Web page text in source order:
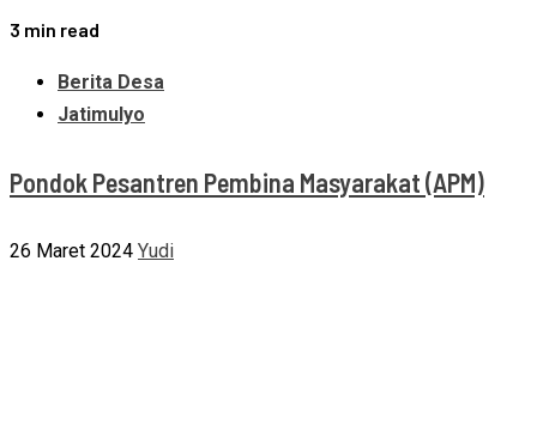
3 min read
Berita Desa
Jatimulyo
Pondok Pesantren Pembina Masyarakat (APM)
26 Maret 2024 Yudi